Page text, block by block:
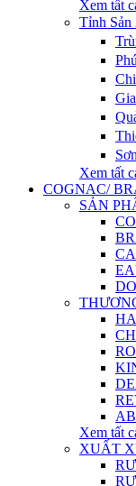
Xem tất
Tỉnh
Xem tất
COGNAC/
SẢN
Xem tất
XUẤT